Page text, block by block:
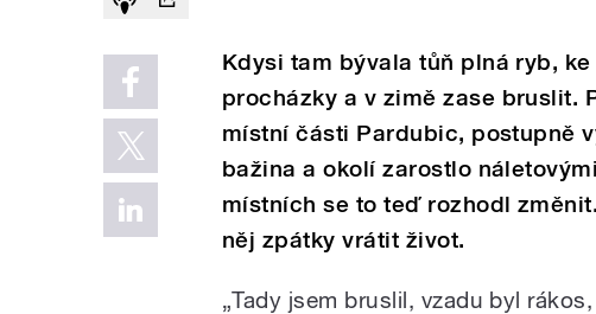
Kdysi tam bývala tůň plná ryb,
procházky a v zimě zase bruslit.
místní části Pardubic, postupně
bažina a okolí zarostlo
místních se to teď rozhodl
něj zpátky vrátit život.
„Tady jsem bruslil, vzadu byl